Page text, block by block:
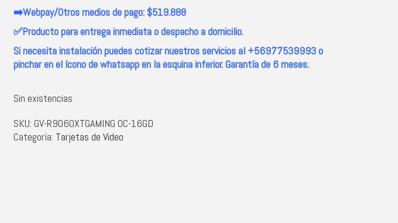
➡️Webpay/Otros medios de pago: $519.888
✅Producto para entrega inmediata o despacho a domicilio.
Si necesita instalación puedes cotizar nuestros servicios al +56977539993 o
pinchar en el ícono de whatsapp en la esquina inferior. Garantía de 6 meses.
Sin existencias
SKU: GV-R9060XTGAMING OC-16GD
Categoría: Tarjetas de Video